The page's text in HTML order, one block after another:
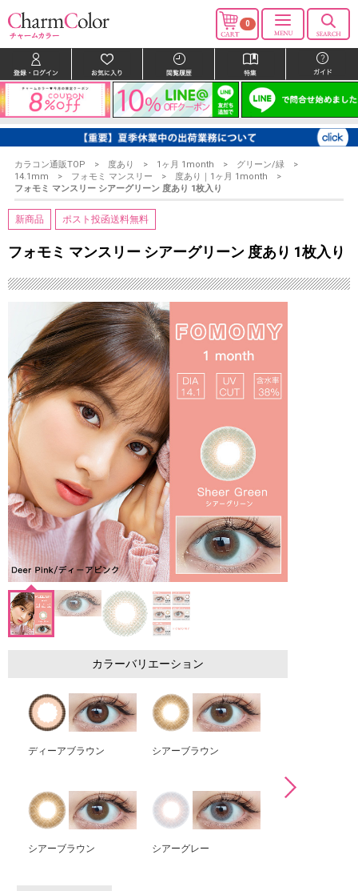
0
カラコン通販TOP 度あり 1ヶ月 1month
グリーン/緑
14.1mm
フォモミ マンスリー
度あり｜1ヶ月 1month
フォモミ マンスリー シアーグリーン 度あり 1枚入り
新商品 ポスト投函送料無料
フォモミ マンスリー シアーグリーン 度あり 1枚入り
カラーバリエーション
ディーアブラウン シアーブラウン
シアーブラウン シアーグレー